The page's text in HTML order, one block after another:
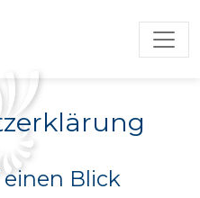
einen Blick